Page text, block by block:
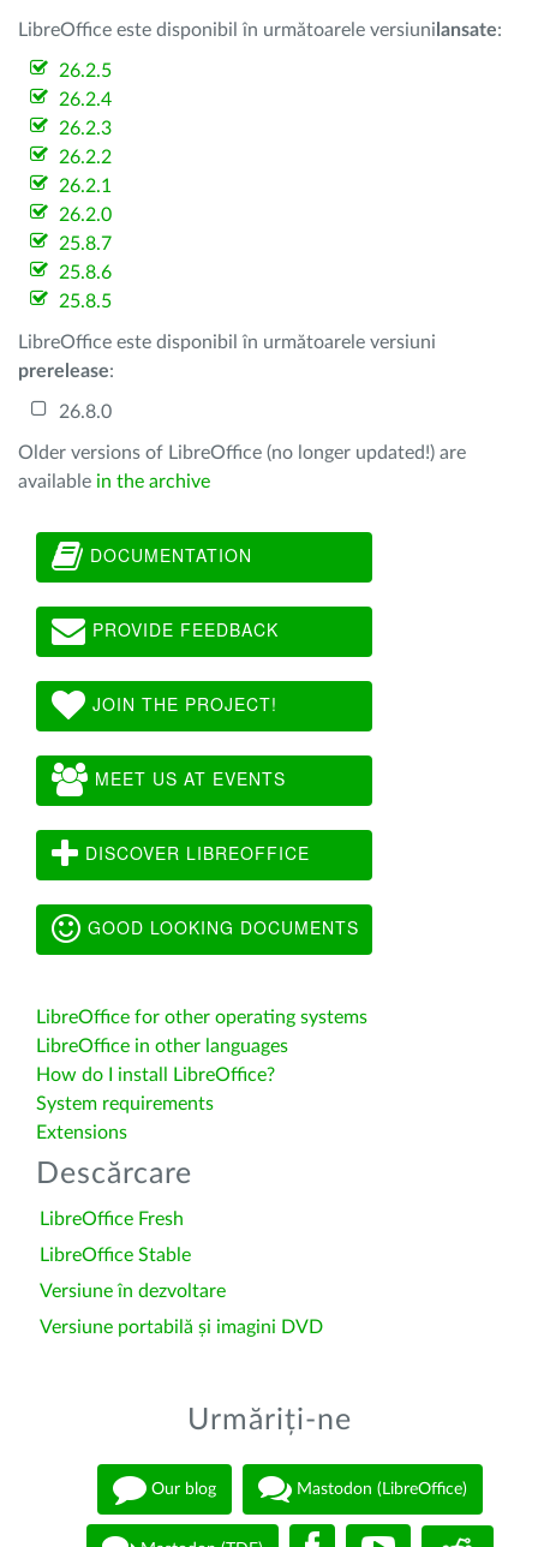
LibreOffice este disponibil în următoarele versiuni lansate:
26.2.5
26.2.4
26.2.3
26.2.2
26.2.1
26.2.0
25.8.7
25.8.6
25.8.5
LibreOffice este disponibil în următoarele versiuni
prerelease:
26.8.0
Older versions of LibreOffice (no longer updated!) are
available in the archive
DOCUMENTATION
PROVIDE FEEDBACK
JOIN THE PROJECT!
MEET US AT EVENTS
DISCOVER LIBREOFFICE
GOOD LOOKING DOCUMENTS
LibreOffice for other operating systems
LibreOffice in other languages
How do I install LibreOffice?
System requirements
Extensions
Descărcare
LibreOffice Fresh
LibreOffice Stable
Versiune în dezvoltare
Versiune portabilă și imagini DVD
Urmăriți-ne
Our blog Mastodon (LibreOffice)